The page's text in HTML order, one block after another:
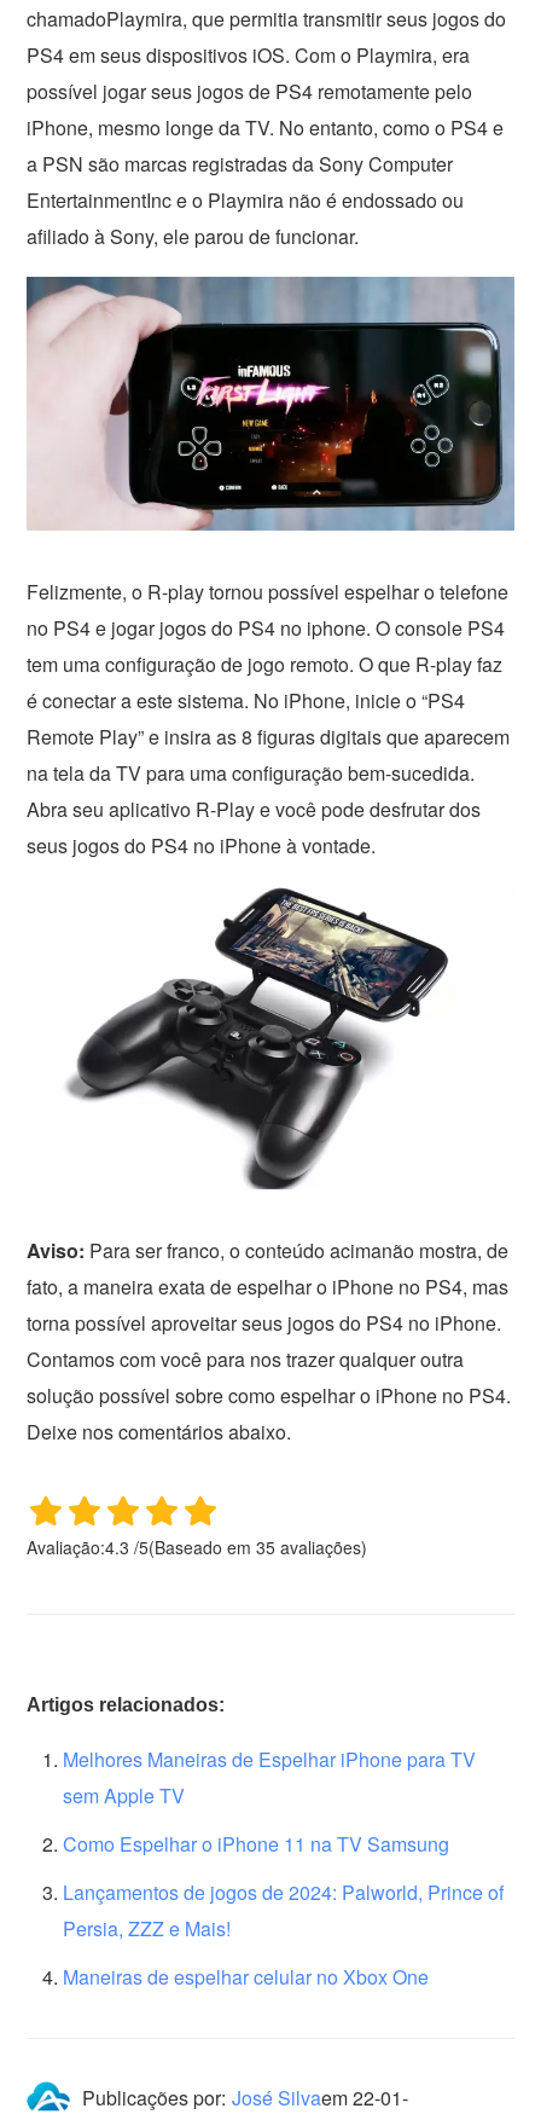
chamadoPlaymira, que permitia transmitir seus jogos do
PS4 em seus dispositivos iOS. Com o Playmira, era
possível jogar seus jogos de PS4 remotamente pelo
iPhone, mesmo longe da TV. No entanto, como o PS4 e
a PSN são marcas registradas da Sony Computer
EntertainmentInc e o Playmira não é endossado ou
afiliado à Sony, ele parou de funcionar.
Felizmente, o R-play tornou possível espelhar o telefone
no PS4 e jogar jogos do PS4 no iphone. O console PS4
tem uma configuração de jogo remoto. O que R-play faz
é conectar a este sistema. No iPhone, inicie o “PS4
Remote Play” e insira as 8 figuras digitais que aparecem
na tela da TV para uma configuração bem-sucedida.
Abra seu aplicativo R-Play e você pode desfrutar dos
seus jogos do PS4 no iPhone à vontade.
Aviso: Para ser franco, o conteúdo acimanão mostra, de
fato, a maneira exata de espelhar o iPhone no PS4, mas
torna possível aproveitar seus jogos do PS4 no iPhone.
Contamos com você para nos trazer qualquer outra
solução possível sobre como espelhar o iPhone no PS4.
Deixe nos comentários abaixo.
Avaliação:4.3 /5(Baseado em35 avaliações)
Artigos relacionados:
Melhores Maneiras de Espelhar iPhone para TV
sem Apple TV
Como Espelhar o iPhone 11 na TV Samsung
Lançamentos de jogos de 2024: Palworld, Prince of
Persia, ZZZ e Mais!
Maneiras de espelhar celular no Xbox One
Publicações por: José Silvaem22-01-